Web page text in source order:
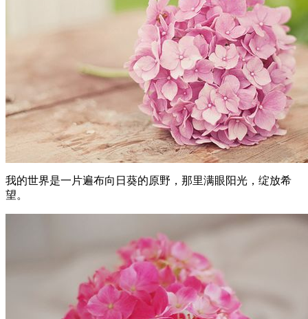
我的世界是一片遍布向日葵的原野，那里满眼阳光，绽放希
望。